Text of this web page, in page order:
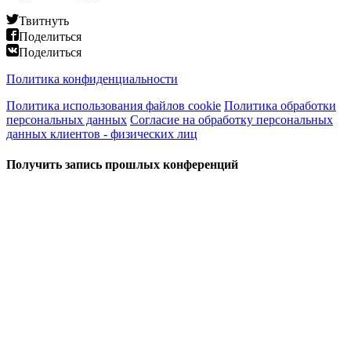
Твитнуть
Поделиться
Поделиться
Политика конфиденциальности
Политика использования файлов cookie Политика обработки
персональных данных Согласие на обработку персональных
данных клиентов - физических лиц
Получить запись прошлых конференций